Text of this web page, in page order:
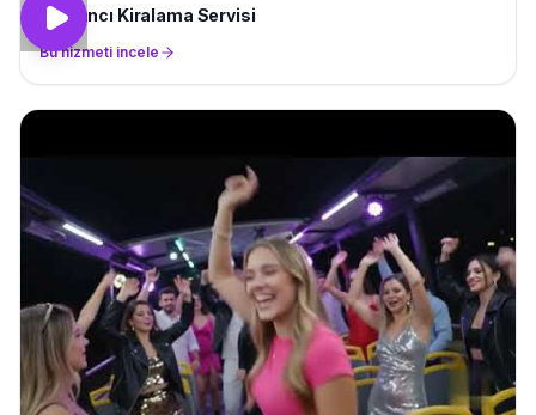
Kemancı Kiralama Servisi
Bu hizmeti incele